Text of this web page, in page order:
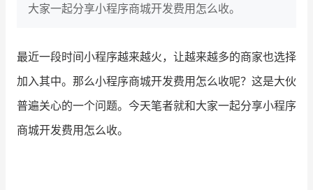
智库 产品场景库
行业洞察
品牌消费观 行业报告
新零售资讯
大家一起分享小程序商城开发费用怎么收。
最近一段时间小程序越来越火，让越来越多的商家也选择
加入其中。那么小程序商城开发费用怎么收呢？这是大伙
普遍关心的一个问题。今天笔者就和大家一起分享小程序
商城开发费用怎么收。